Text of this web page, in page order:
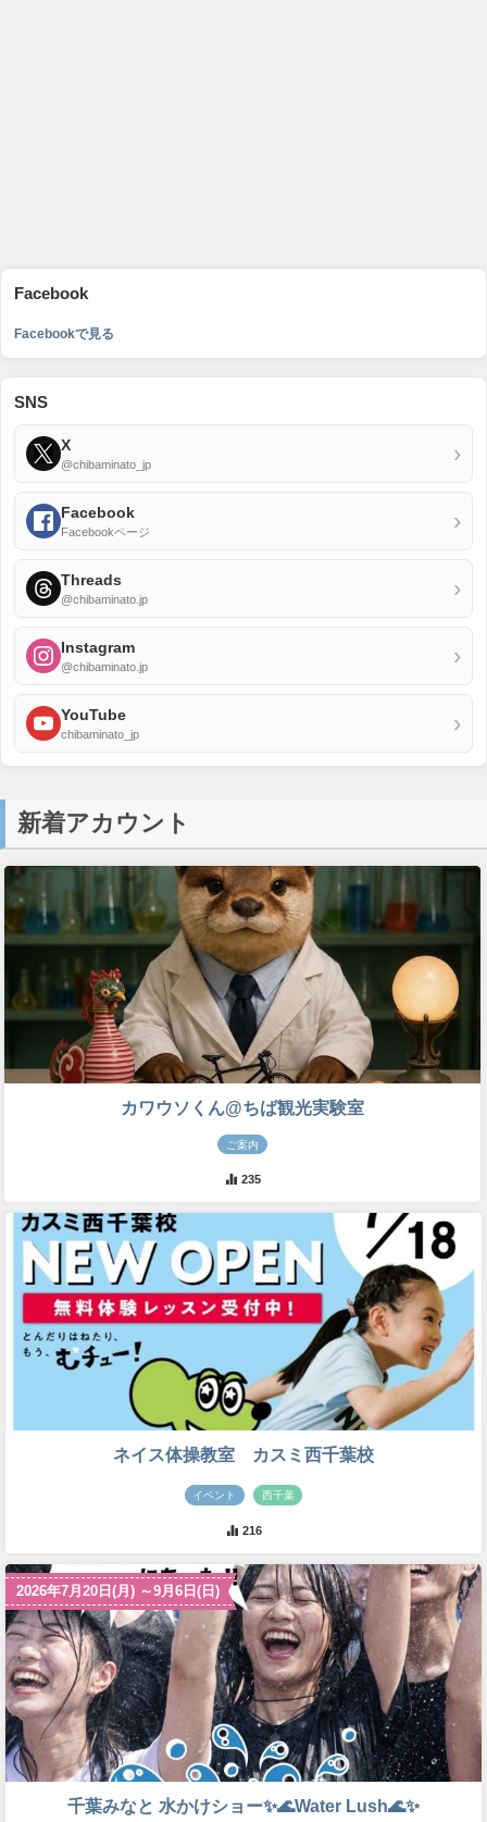
Facebook
Facebookで見る
SNS
X
@chibaminato_jp ›
Facebook
Facebookページ ›
Threads
@chibaminato.jp ›
Instagram
@chibaminato.jp ›
YouTube
chibaminato_jp ›
新着アカウント
カワウソくん@ちば観光実験室
ご案内
235
ネイス体操教室 カスミ西千葉校
イベント 西千葉
216
2026年7月20日(月) ～9月6日(日)
千葉みなと 水かけショー✨🌊Water Lush🌊✨